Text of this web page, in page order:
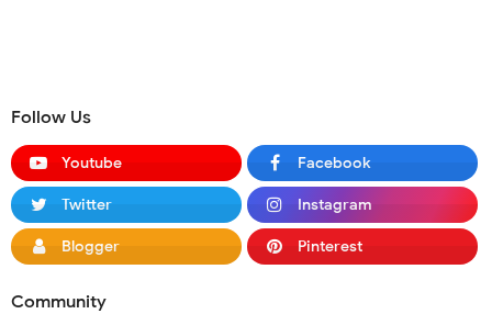
Follow Us
Youtube Facebook
Twitter Instagram
Blogger Pinterest
Community